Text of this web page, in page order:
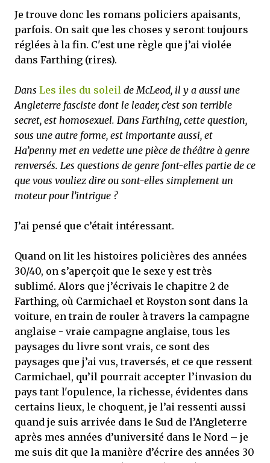
Je trouve donc les romans policiers apaisants,
parfois. On sait que les choses y seront toujours
réglées à la fin. C'est une règle que j’ai violée
dans Farthing (rires).
Dans Les iles du soleil de McLeod, il y a aussi une
Angleterre fasciste dont le leader, c’est son terrible
secret, est homosexuel. Dans Farthing, cette question,
sous une autre forme, est importante aussi, et
Ha’penny met en vedette une pièce de théâtre à genre
renversés. Les questions de genre font-elles partie de ce
que vous vouliez dire ou sont-elles simplement un
moteur pour l’intrigue ?
J’ai pensé que c’était intéressant.
Quand on lit les histoires policières des années
30/40, on s’aperçoit que le sexe y est très
sublimé. Alors que j’écrivais le chapitre 2 de
Farthing, où Carmichael et Royston sont dans la
voiture, en train de rouler à travers la campagne
anglaise - vraie campagne anglaise, tous les
paysages du livre sont vrais, ce sont des
paysages que j’ai vus, traversés, et ce que ressent
Carmichael, qu’il pourrait accepter l’invasion du
pays tant l'opulence, la richesse, évidentes dans
certains lieux, le choquent, je l’ai ressenti aussi
quand je suis arrivée dans le Sud de l’Angleterre
après mes années d’université dans le Nord – je
me suis dit que la manière d’écrire des années 30